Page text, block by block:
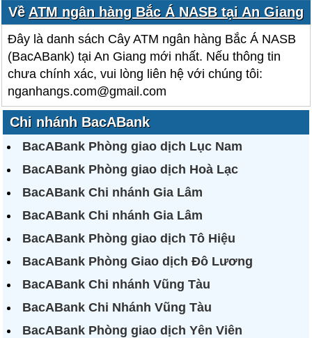
Về ATM ngân hàng Bắc Á NASB tại An Giang
Đây là danh sách Cây ATM ngân hàng Bắc Á NASB
(BacABank) tại An Giang mới nhất. Nếu thông tin
chưa chính xác, vui lòng liên hệ với chúng tôi:
nganhangs.com@gmail.com
Chi nhánh BacABank
BacABank Phòng giao dịch Lục Nam
BacABank Phòng giao dịch Hoà Lạc
BacABank Chi nhánh Gia Lâm
BacABank Chi nhánh Gia Lâm
BacABank Phòng giao dịch Tô Hiệu
BacABank Phòng Giao dịch Đô Lương
BacABank Chi nhánh Vũng Tàu
BacABank Chi Nhánh Vũng Tàu
BacABank Phòng giao dịch Yên Viên